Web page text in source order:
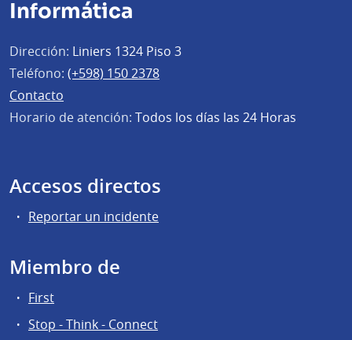
Informática
Dirección: Liniers 1324 Piso 3
Teléfono: (+598) 150 2378
Contacto
Horario de atención: Todos los días las 24 Horas
Accesos directos
Reportar un incidente
Miembro de
First
Stop - Think - Connect